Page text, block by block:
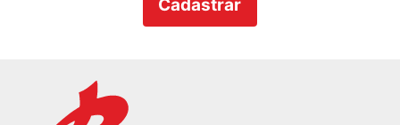
Cadastrar